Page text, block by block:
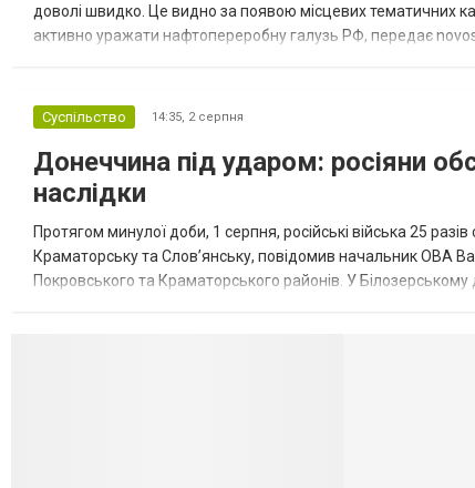
доволі швидко. Це видно за появою місцевих тематичних
активно уражати нафтопереробну галузь РФ, передає
Суспільство 14:35, 2 серпня
Донеччина під ударом: росіяни
наслідки
Протягом минулої доби, 1 серпня, російські війська 25
Краматорську та Слов’янську, повідомив начальник ОВА
Покровського та Краматорського районів. У